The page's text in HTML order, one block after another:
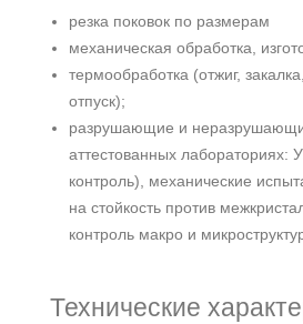
резка поковок по размерам
механическая обработка,
термообработка (отжиг,
отпуск);
разрушающие и
аттестованных лабораториях:
контроль), механические
на стойкость против
контроль макро и
Технические